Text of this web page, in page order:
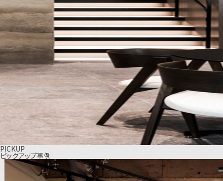
PICKUP
ピックアップ事例